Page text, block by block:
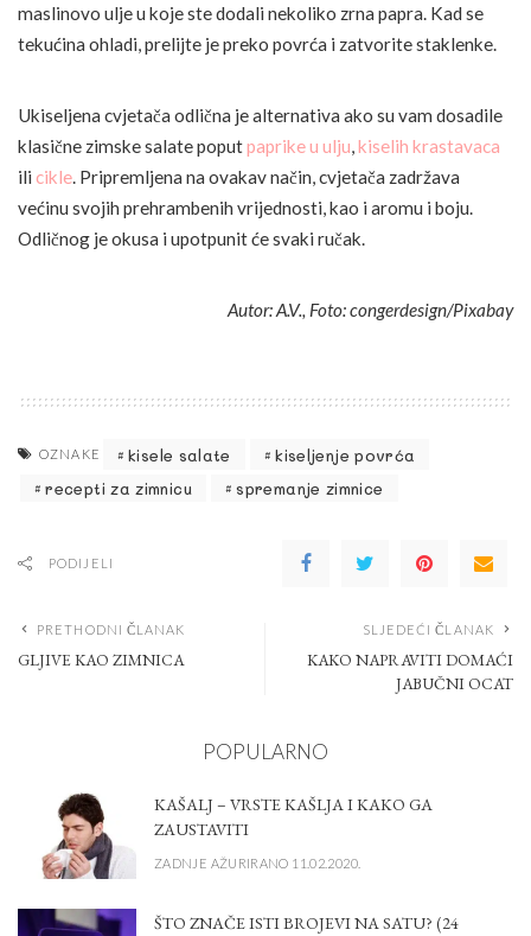
maslinovo ulje u koje ste dodali nekoliko zrna papra. Kad se
tekućina ohladi, prelijte je preko povrća i zatvorite staklenke.
Ukiseljena cvjetača odlična je alternativa ako su vam dosadile
klasične zimske salate poputpaprike u ulju,kiselih krastavaca
ili cikle. Pripremljena na ovakav način, cvjetača zadržava
većinu svojih prehrambenih vrijednosti, kao i aromu i boju.
Odličnog je okusa i upotpunit će svaki ručak.
Autor: A.V., Foto: congerdesign/Pixabay
OZNAKE kisele salate
kiseljenje povrća
recepti za zimnicu
spremanje zimnice
PODIJELI
PRETHODNI ČLANAK
GLJIVE KAO ZIMNICA
SLJEDEĆI ČLANAK
KAKO NAPRAVITI DOMAĆI
JABUČNI OCAT
POPULARNO
KAŠALJ – VRSTE KAŠLJA I KAKO GA
ZAUSTAVITI
ZADNJE AŽURIRANO 11.02.2020.
ŠTO ZNAČE ISTI BROJEVI NA SATU? (24